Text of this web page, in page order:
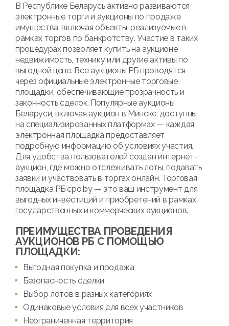
В Республике Беларусь активно развиваются
электронные торги и аукционы по продаже
имущества, включая объекты, реализуемые в
рамках торгов по банкротству. Участие в таких
процедурах позволяет купить на аукционе
недвижимость, технику или другие активы по
выгодной цене. Все аукционы РБ проводятся
через официальные электронные торговые
площадки, обеспечивающие прозрачность и
законность сделок. Популярные аукционы
Беларуси, включая аукцион в Минске, доступны
на специализированных платформах — каждая
электронная площадка предоставляет
подробную информацию об условиях участия.
Для удобства пользователей создан интернет-
аукцион, где можно отслеживать лоты, подавать
заявки и участвовать в торгах онлайн. Торговая
площадка РБ cpo.by — это ваш инструмент для
выгодных инвестиций и приобретений в рамках
государственных и коммерческих аукционов.
ПРЕИМУЩЕСТВА ПРОВЕДЕНИЯ
АУКЦИОНОВ РБ С ПОМОЩЬЮ
ПЛОЩАДКИ:
Выгодная покупка и продажа
Безопасность сделки
Выбор лотов в разных категориях
Одинаковые условия для всех участников
Неограниченная территория